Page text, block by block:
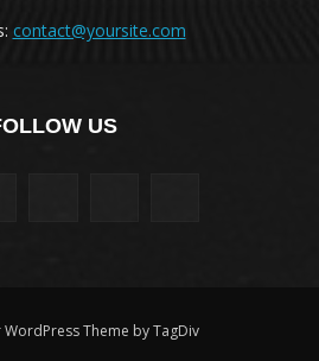
contact@yoursite.com
US
Theme by TagDiv